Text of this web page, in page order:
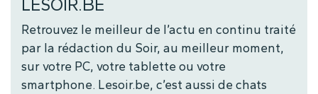
LESOIR.BE
Retrouvez le meilleur de l’actu en continu traité
par la rédaction du Soir, au meilleur moment,
sur votre PC, votre tablette ou votre
smartphone. Lesoir.be, c’est aussi de chats